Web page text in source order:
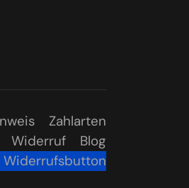
Zahlarten
Widerruf
Blog
Widerrufsbutton